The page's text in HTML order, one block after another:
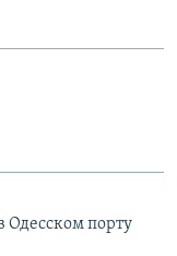
Одесском порту